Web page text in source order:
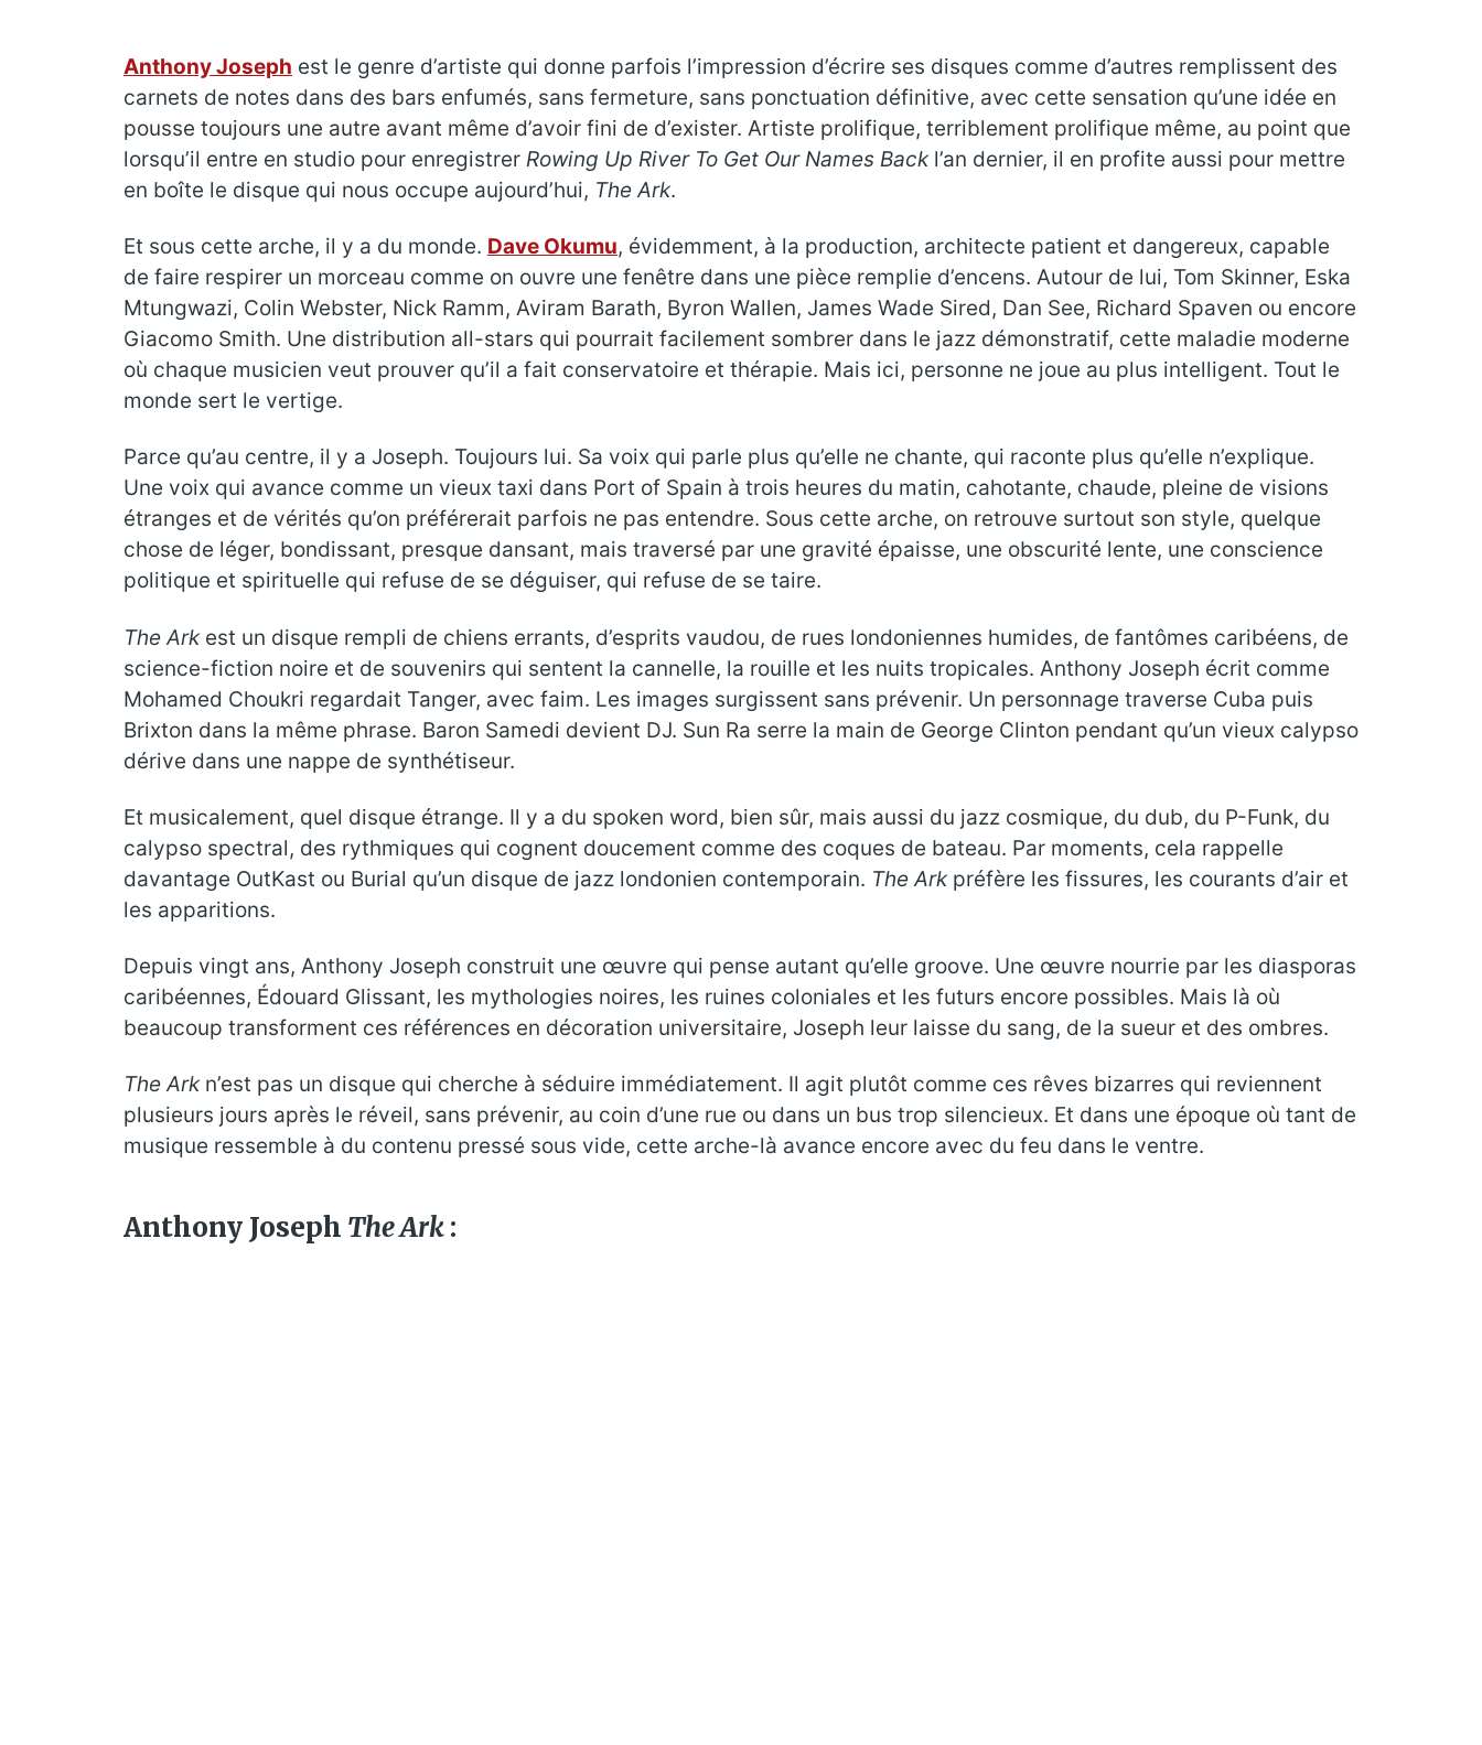
Anthony Joseph est le genre d’artiste qui donne parfois l’impression d’écrire ses disques comme d’autres remplissent des
carnets de notes dans des bars enfumés, sans fermeture, sans ponctuation définitive, avec cette sensation qu’une idée en
pousse toujours une autre avant même d’avoir fini de d’exister. Artiste prolifique, terriblement prolifique même, au point que
lorsqu’il entre en studio pour enregistrer Rowing Up River To Get Our Names Backl’an dernier, il en profite aussi pour mettre
en boîte le disque qui nous occupe aujourd’hui, The Ark.
Et sous cette arche, il y a du monde. Dave Okumu, évidemment, à la production, architecte patient et dangereux, capable
de faire respirer un morceau comme on ouvre une fenêtre dans une pièce remplie d’encens. Autour de lui, Tom Skinner, Eska
Mtungwazi, Colin Webster, Nick Ramm, Aviram Barath, Byron Wallen, James Wade Sired, Dan See, Richard Spaven ou encore
Giacomo Smith. Une distribution all-stars qui pourrait facilement sombrer dans le jazz démonstratif, cette maladie moderne
où chaque musicien veut prouver qu’il a fait conservatoire et thérapie. Mais ici, personne ne joue au plus intelligent. Tout le
monde sert le vertige.
Parce qu’au centre, il y a Joseph. Toujours lui. Sa voix qui parle plus qu’elle ne chante, qui raconte plus qu’elle n’explique.
Une voix qui avance comme un vieux taxi dans Port of Spain à trois heures du matin, cahotante, chaude, pleine de visions
étranges et de vérités qu’on préférerait parfois ne pas entendre. Sous cette arche, on retrouve surtout son style, quelque
chose de léger, bondissant, presque dansant, mais traversé par une gravité épaisse, une obscurité lente, une conscience
politique et spirituelle qui refuse de se déguiser, qui refuse de se taire.
The Arkest un disque rempli de chiens errants, d’esprits vaudou, de rues londoniennes humides, de fantômes caribéens, de
science-fiction noire et de souvenirs qui sentent la cannelle, la rouille et les nuits tropicales. Anthony Joseph écrit comme
Mohamed Choukri regardait Tanger, avec faim. Les images surgissent sans prévenir. Un personnage traverse Cuba puis
Brixton dans la même phrase. Baron Samedi devient DJ. Sun Ra serre la main de George Clinton pendant qu’un vieux calypso
dérive dans une nappe de synthétiseur.
Et musicalement, quel disque étrange. Il y a du spoken word, bien sûr, mais aussi du jazz cosmique, du dub, du P-Funk, du
calypso spectral, des rythmiques qui cognent doucement comme des coques de bateau. Par moments, cela rappelle
davantage OutKast ou Burial qu’un disque de jazz londonien contemporain. The Ark préfère les fissures, les courants d’air et
les apparitions.
Depuis vingt ans, Anthony Joseph construit une œuvre qui pense autant qu’elle groove. Une œuvre nourrie par les diasporas
caribéennes, Édouard Glissant, les mythologies noires, les ruines coloniales et les futurs encore possibles. Mais là où
beaucoup transforment ces références en décoration universitaire, Joseph leur laisse du sang, de la sueur et des ombres.
The Ark n’est pas un disque qui cherche à séduire immédiatement. Il agit plutôt comme ces rêves bizarres qui reviennent
plusieurs jours après le réveil, sans prévenir, au coin d’une rue ou dans un bus trop silencieux. Et dans une époque où tant de
musique ressemble à du contenu pressé sous vide, cette arche-là avance encore avec du feu dans le ventre.
Anthony Joseph The Ark: